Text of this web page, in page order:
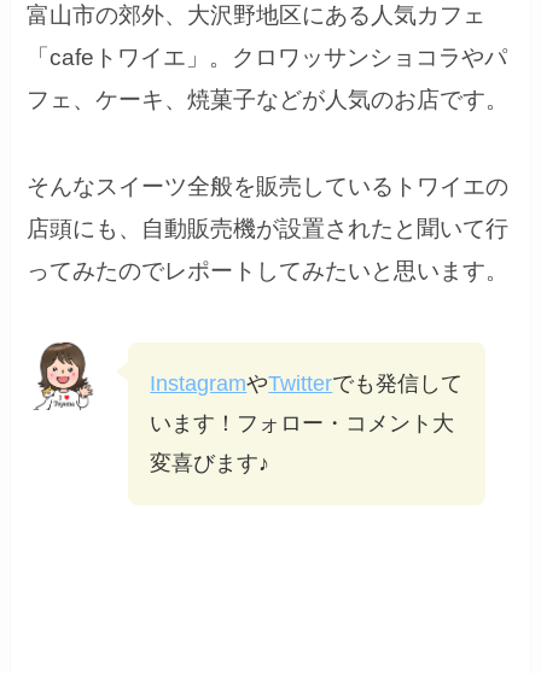
富山市の郊外、大沢野地区にある人気カフェ
「cafeトワイエ」。クロワッサンショコラやパ
フェ、ケーキ、焼菓子などが人気のお店です。
そんなスイーツ全般を販売しているトワイエの
店頭にも、自動販売機が設置されたと聞いて行
ってみたのでレポートしてみたいと思います。
InstagramやTwitterでも発信して
います！フォロー・コメント大
変喜びます♪